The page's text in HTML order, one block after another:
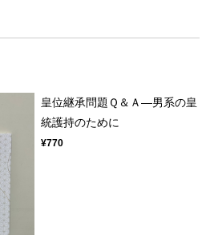
皇位継承問題Ｑ＆Ａ―男系の皇
統護持のために
¥770